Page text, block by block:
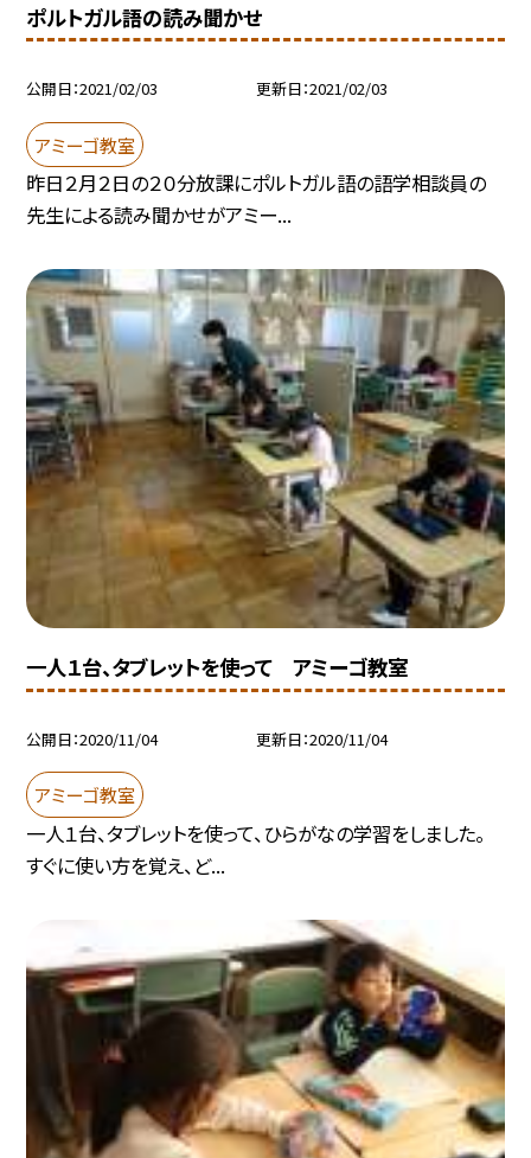
ポルトガル語の読み聞かせ
公開日 2021/02/03 更新日 2021/02/03
アミーゴ教室
昨日２月２日の２０分放課にポルトガル語の語学相談員の
先生による読み聞かせがアミー...
一人１台、タブレットを使って アミーゴ教室
公開日 2020/11/04 更新日 2020/11/04
アミーゴ教室
一人１台、タブレットを使って、ひらがなの学習をしました。
すぐに使い方を覚え、ど...